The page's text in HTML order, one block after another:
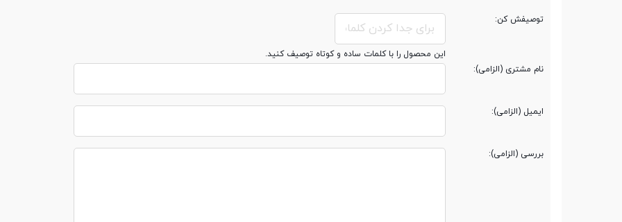
سایر مشخصات
توصیفش کن:
این محصول را با کلمات ساده و کوتاه توصیف کنید.
نام مشتری (الزامی):
ایمیل (الزامی):
بررسی (الزامی):